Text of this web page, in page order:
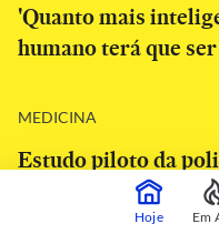
'Quanto mais
humano terá que
MEDICINA
Estudo piloto da
revista científica
Hoje Em